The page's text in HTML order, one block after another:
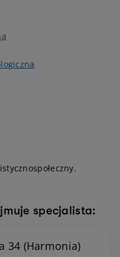
specjalista:
34 (Harmonia)